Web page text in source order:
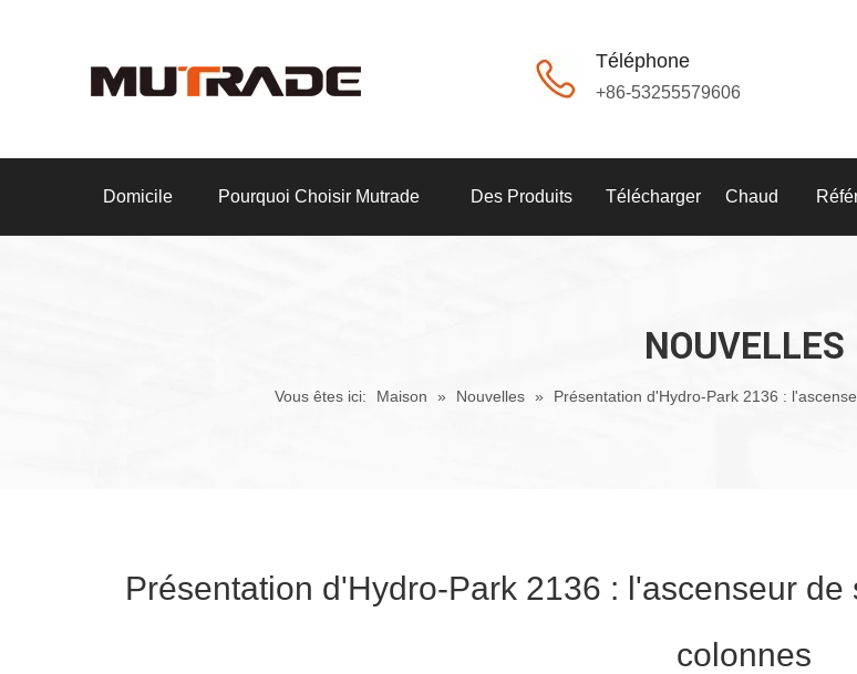
Téléphone
+86-53255579606
Domicile Pourquoi Choisir Mutrade Des Produits Télécharger Chaud
NOUVELLES
Vous êtes ici: Maison » Nouvelles » Présentation d'Hydro-Park 2136 :
Présentation d'Hydro-Park 2136 : l'ascenseur
colonnes